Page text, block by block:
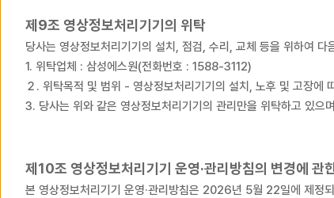
제9조 영상정보처리기기의 위탁
당사는 영상정보처리기기의 설치, 점검, 수리, 교체 등을 위하
1. 위탁업체 : 삼성에스원(전화번호 : 1588-3112)
２. 위탁목적 및 범위 - 영상정보처리기기의 설치, 노후 및
3. 당사는 위와 같은 영상정보처리기기의 관리만을 위탁하고 있
제10조 영상정보처리기기 운영·관리방침의 변경에 관
본 영상정보처리기기 운영·관리방침은 2026년 5월 22일에 제정